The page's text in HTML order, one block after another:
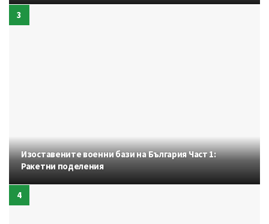
Изоставените военни бази на България Част 1:
Ракетни поделения